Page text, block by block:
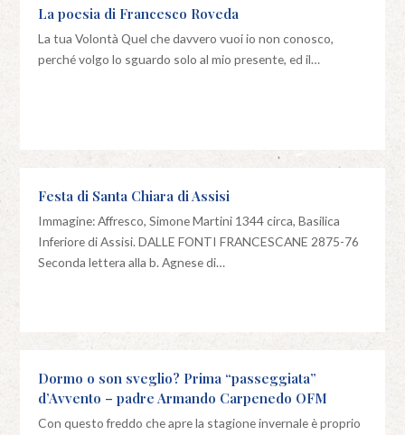
La poesia di Francesco Roveda
La tua Volontà Quel che davvero vuoi io non conosco,
perché volgo lo sguardo solo al mio presente, ed il…
Festa di Santa Chiara di Assisi
Immagine: Affresco, Simone Martini 1344 circa, Basilica
Inferiore di Assisi. DALLE FONTI FRANCESCANE 2875-76
Seconda lettera alla b. Agnese di…
Dormo o son sveglio? Prima “passeggiata”
d’Avvento – padre Armando Carpenedo OFM
Con questo freddo che apre la stagione invernale è proprio